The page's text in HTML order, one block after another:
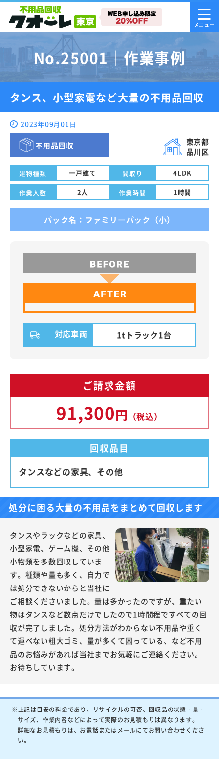
No.25001｜作業事例
タンス、小型家電など大量の不用品回収
2023年09月01日
不用品回収
東京都
品川区
建物種類 一戸建て 間取り 4LDK
作業人数 2人 作業時間 1時間
パック名：ファミリーパック（小）
対応車両 1tトラック1台
ご請求金額
91,300円 （税込）
回収品目
タンスなどの家具、その他
処分に困る大量の不用品をまとめて回収します
タンスやラックなどの家具、
小型家電、ゲーム機、その他
小物類を多数回収していま
す。種類や量も多く、自力で
は処分できないからと当社に
ご相談くださいました。量は多かったのですが、重たい
物はタンスなど数点だけでしたので1時間程ですべての回
収が完了しました。処分方法がわからない不用品や重く
て運べない粗大ゴミ、量が多くて困っている、など不用
品のお悩みがあれば当社までお気軽にご連絡ください。
お待ちしています。
※上記は目安の料金であり、リサイクルの可否、回収品の状態・量・
サイズ、作業内容などによって実際のお見積もりは異なります。
詳細なお見積もりは、お電話またはメールにてお問い合わせくださ
い。